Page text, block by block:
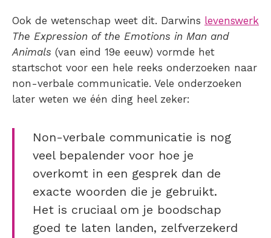
Ook de wetenschap weet dit. Darwins levenswerk
The Expression of the Emotions in Man and
Animals (van eind 19e eeuw) vormde het
startschot voor een hele reeks onderzoeken naar
non-verbale communicatie. Vele onderzoeken
later weten we één ding heel zeker:
Non-verbale communicatie is nog
veel bepalender voor hoe je
overkomt in een gesprek dan de
exacte woorden die je gebruikt.
Het is cruciaal om je boodschap
goed te laten landen, zelfverzekerd